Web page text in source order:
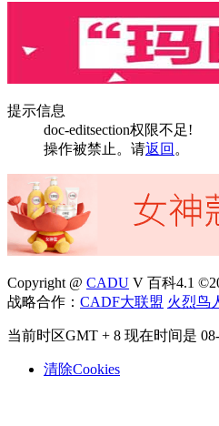
提示信息
doc-editsection权限不足!
操作被禁止。请返回 。
Copyright @ CADU V 百科4.1
战略合作： CADF大联盟 火烈鸟
当前时区GMT + 8 现在时间是
清除Cookies